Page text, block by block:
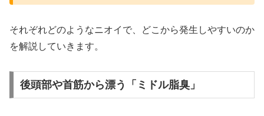
それぞれどのようなニオイで、どこから発生しやすいのか
を解説していきます。
後頭部や首筋から漂う「ミドル脂臭」